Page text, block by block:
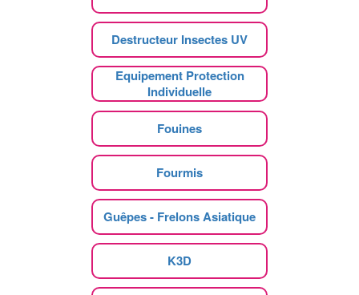
Destructeur Insectes UV
Equipement Protection
Individuelle
Fouines
Fourmis
Guêpes - Frelons Asiatique
K3D